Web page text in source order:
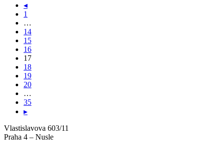
◂
1
…
14
15
16
17
18
19
20
…
35
▸
Vlastislavova 603/11
Praha 4 – Nusle